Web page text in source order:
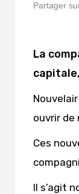
Partager
La
ouvrir de
Ces
Il s’agit